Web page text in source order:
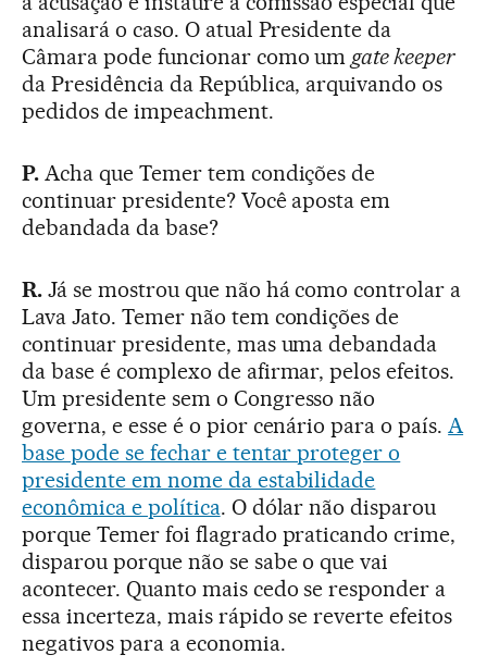
analisará o caso. O atual Presidente da
Câmara pode funcionar como umgate keeper
da Presidência da República, arquivando os
pedidos de impeachment.
P. Acha que Temer tem condições de
continuar presidente? Você aposta em
debandada da base?
R.Já se mostrou que não há como controlar a
Lava Jato. Temer não tem condições de
continuar presidente, mas uma debandada
da base é complexo de afirmar, pelos efeitos.
Um presidente sem o Congresso não
governa, e esse é o pior cenário para o país. A
base pode se fechar e tentar proteger o
presidente em nome da estabilidade
econômica e política. O dólar não disparou
porque Temer foi flagrado praticando crime,
disparou porque não se sabe o que vai
acontecer. Quanto mais cedo se responder a
essa incerteza, mais rápido se reverte efeitos
negativos para a economia.